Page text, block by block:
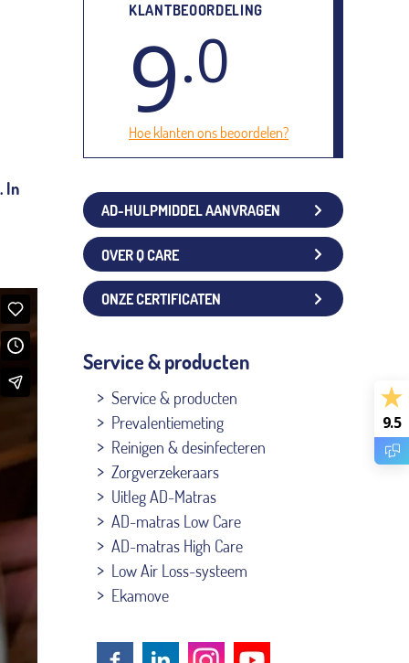
9.5
In
KLANTBEOORDELING
9.0
Hoe klanten ons beoordelen?
AD-HULPMIDDEL AANVRAGEN
OVER Q CARE
ONZE CERTIFICATEN
Service & producten
Service & producten
Prevalentiemeting
Reinigen & desinfecteren
Zorgverzekeraars
Uitleg AD-Matras
AD-matras Low Care
AD-matras High Care
Low Air Loss-systeem
Ekamove